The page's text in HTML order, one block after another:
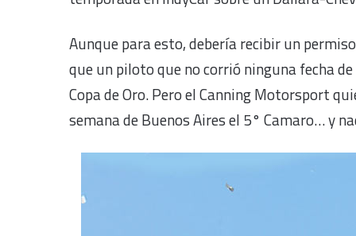
Aunque para esto, debería recibir un
que un piloto que no corrió ninguna fecha
Copa de Oro. Pero el Canning Motorsport
semana de Buenos Aires el 5° Camaro… y